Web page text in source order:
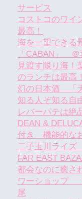
サービス
コストコのワ
最高！
海を一望できる
「CABAN」 ＠
見渡す限り海！
のランチは最
幻の日本酒 「
知る人ぞ知る自
レバーパテは絶
DEAN &
付き 機能的な
二子玉川ライ
FAR EAST
都会なのに癒さ
ワーショップ
尾